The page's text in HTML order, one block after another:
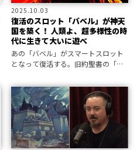
2025.10.03
復活のスロット「バベル」が神天
国を築く！ 人類よ、超多様性の時
代に生きて大いに遊べ
あの「バベル」がスマートスロット
となって復活する。旧約聖書の「バ
が現在に蘇る背景には、真にユニバ
ーサルな遊技社会の到来を宣言して
いるようだ。